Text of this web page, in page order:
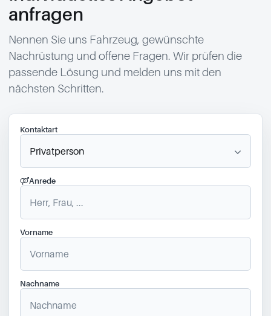
anfragen
Nennen Sie uns Fahrzeug, gewünschte
Nachrüstung und offene Fragen. Wir prüfen die
passende Lösung und melden uns mit den
nächsten Schritten.
Kontaktart
Anrede
Vorname
Nachname